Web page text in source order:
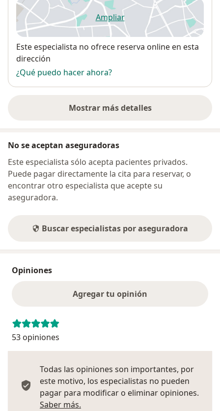
Ampliarse abre en una nueva
Disponibilidad
Este especialista no ofrece reserva online en esta
dirección
¿Qué puedo hacer ahora?
Mostrar más detalles
sobre la dirección
No se aceptan aseguradoras
Este especialista sólo acepta pacientes privados.
Puede pagar directamente la cita para reservar, o
encontrar otro especialista que acepte su
aseguradora.
Buscar especialistas por aseguradora
Opiniones
Agregar tu opinión
53 opiniones
Todas las opiniones son importantes, por
este motivo, los especialistas no pueden
pagar para modificar o eliminar opiniones.
Saber más.